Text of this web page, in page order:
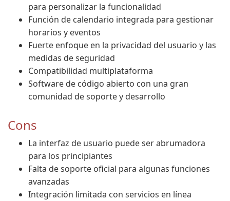
para personalizar la funcionalidad
Función de calendario integrada para gestionar
horarios y eventos
Fuerte enfoque en la privacidad del usuario y las
medidas de seguridad
Compatibilidad multiplataforma
Software de código abierto con una gran
comunidad de soporte y desarrollo
Cons
La interfaz de usuario puede ser abrumadora
para los principiantes
Falta de soporte oficial para algunas funciones
avanzadas
Integración limitada con servicios en línea